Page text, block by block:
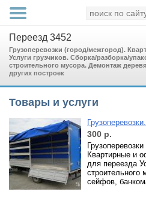
Переезд 3452
Грузоперевозки (город/межгород).
Услуги грузчиков. Сборка/разборка/
строительного мусора. Демонтаж
других построек
Товары и услуги
300 р.
Квартирные и
для переезда
строительного
сейфов,